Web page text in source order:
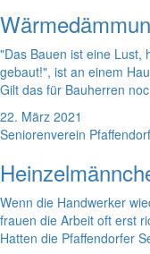
"Das Bauen ist eine Lust,
gebaut!", ist an einem
Gilt das für Bauherren
22. März 2021
Seniorenverein
Wenn die Handwerker
frauen die Arbeit oft erst
Hatten die Pfaffendorfer